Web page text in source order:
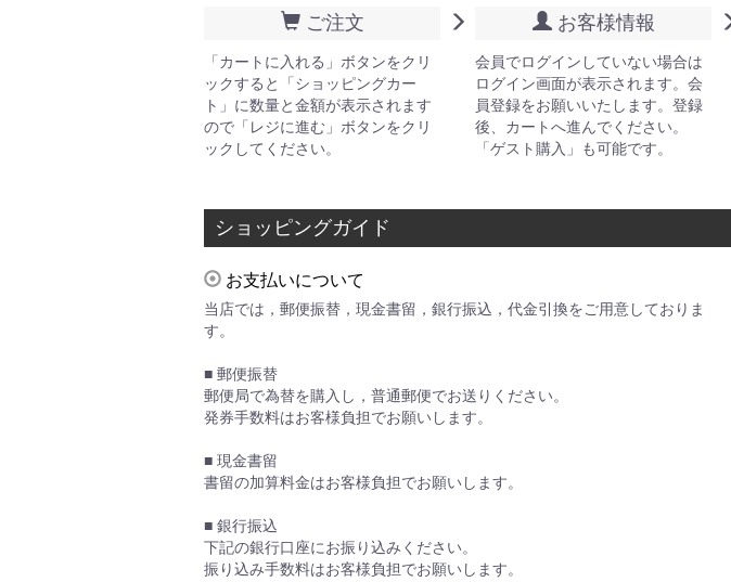
ご注文
「カートに入れる」ボタンをクリ
ックすると「ショッピングカー
ト」に数量と金額が表示されます
ので「レジに進む」ボタンをクリ
ックしてください。
お客様情報
会員でログインしていない場合は
ログイン画面が表示されます。会
員登録をお願いいたします。登録
後、カートへ進んでください。
「ゲスト購入」も可能です。
ショッピングガイド
お支払いについて
当店では，郵便振替，現金書留，銀行振込，代金引換をご用意しておりま
す。
■ 郵便振替
郵便局で為替を購入し，普通郵便でお送りください。
発券手数料はお客様負担でお願いします。
■ 現金書留
書留の加算料金はお客様負担でお願いします。
■ 銀行振込
下記の銀行口座にお振り込みください。
振り込み手数料はお客様負担でお願いします。